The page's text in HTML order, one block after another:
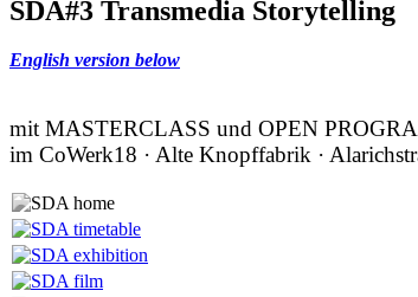
SDA#3 Transmedia Storytelling
English version below
mit MASTERCLASS und OPEN
im CoWerk18 · Alte Knopffabrik ·